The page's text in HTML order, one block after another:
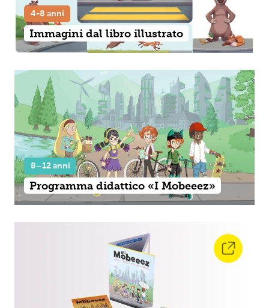
4-8 anni
Immagini dal libro illustrato
8–12 anni
Programma didattico «I Mobeeez»